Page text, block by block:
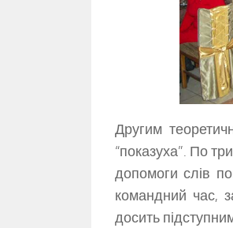
Другим
“показуха”. По
допомоги слів
командний час,
досить